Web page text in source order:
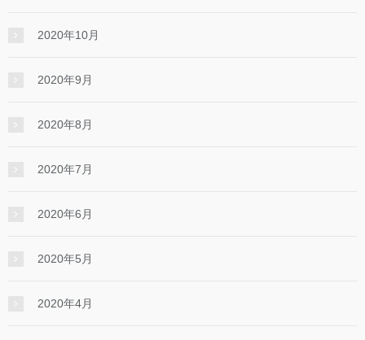
2020年10月
2020年9月
2020年8月
2020年7月
2020年6月
2020年5月
2020年4月